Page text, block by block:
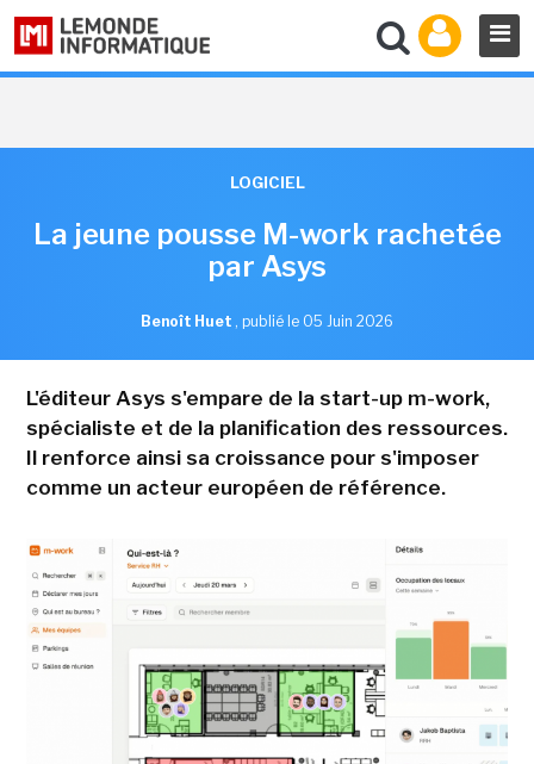
LOGICIEL
La jeune pousse M-work rachetée
par Asys
Benoît Huet , publié le 05 Juin 2026
L'éditeur Asys s'empare de la start-up m-work,
spécialiste et de la planification des ressources.
Il renforce ainsi sa croissance pour s'imposer
comme un acteur européen de référence.